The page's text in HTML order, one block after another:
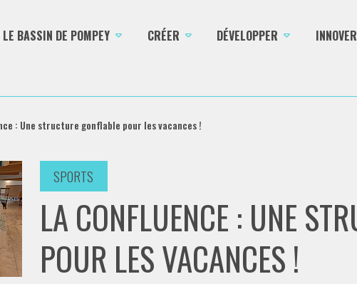
BASSIN DE POMPEY CRÉER DÉVELOPPER INNOVER
: Une structure gonflable pour les vacances !
SPORTS
LA CONFLUENCE : UNE
POUR LES VACANCES !